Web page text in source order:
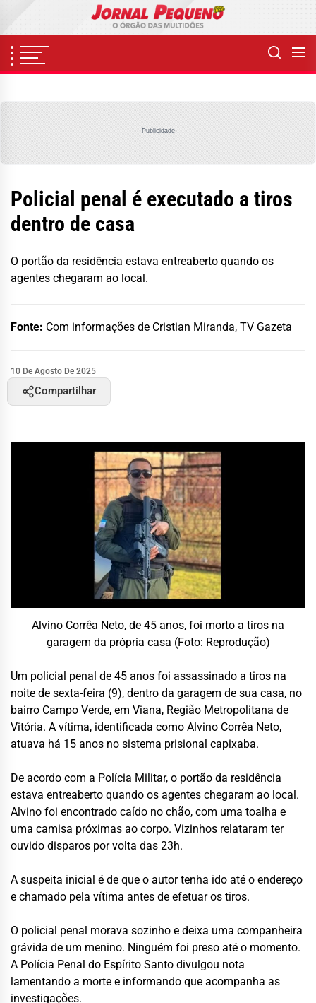
content
Publicidade
Policial penal é executado a tiros
dentro de casa
O portão da residência estava entreaberto quando os
agentes chegaram ao local.
Fonte: Com informações de Cristian Miranda, TV Gazeta
10 De Agosto De 2025
Compartilhar
Alvino Corrêa Neto, de 45 anos, foi morto a tiros na
garagem da própria casa (Foto: Reprodução)
Um policial penal de 45 anos foi assassinado a tiros na
noite de sexta-feira (9), dentro da garagem de sua casa, no
bairro Campo Verde, em Viana, Região Metropolitana de
Vitória. A vítima, identificada como Alvino Corrêa Neto,
atuava há 15 anos no sistema prisional capixaba.
De acordo com a Polícia Militar, o portão da residência
estava entreaberto quando os agentes chegaram ao local.
Alvino foi encontrado caído no chão, com uma toalha e
uma camisa próximas ao corpo. Vizinhos relataram ter
ouvido disparos por volta das 23h.
A suspeita inicial é de que o autor tenha ido até o endereço
e chamado pela vítima antes de efetuar os tiros.
O policial penal morava sozinho e deixa uma companheira
grávida de um menino. Ninguém foi preso até o momento.
A Polícia Penal do Espírito Santo divulgou nota
lamentando a morte e informando que acompanha as
investigações.